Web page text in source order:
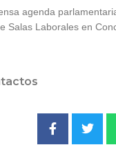
agenda
Salas Laborales en